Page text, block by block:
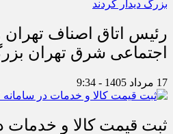
رئیس اتاق اصناف تهران
اجتماعی شرق تهران
17 مرداد 1405 - 9:34